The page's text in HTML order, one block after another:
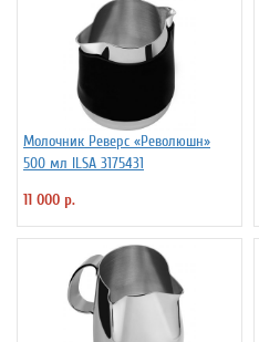
Молочник Реверс «Революшн»
500 мл ILSA 3175431
11 000 р.